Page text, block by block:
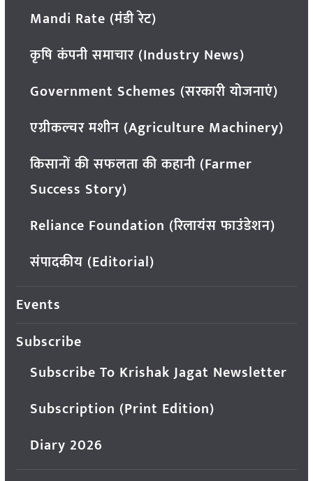
Mandi Rate (मंडी रेट)
कृषि कंपनी समाचार (Industry News)
Government Schemes (सरकारी योजनाएं)
एग्रीकल्चर मशीन (Agriculture Machinery)
किसानों की सफलता की कहानी (Farmer
Success Story)
Reliance Foundation (रिलायंस फाउंडेशन)
संपादकीय (Editorial)
Events
Subscribe
Subscribe To Krishak Jagat Newsletter
Subscription (Print Edition)
Diary 2026